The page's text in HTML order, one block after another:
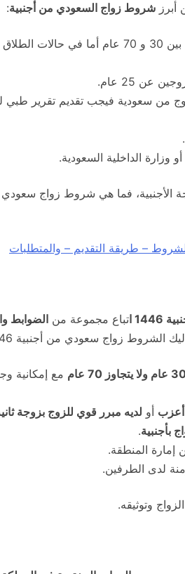
شروط زواج السعودي من أجنبية:
يحب أن يتراوح عمر السعودي بين 30 و 70 عام أما
عن 25 عام.
من سعودية فيجب تقديم تقرير طبي
وزارة الداخلية السعودية.
– طريقة التقديم – والمتطلبات
ا تباع مجموعة من الضوابط
الشروط زواج سعودي من أجنبية 1446:
مع إمكانية
أو لديه مبرر قوي للزوج بزوجة
بأجنبية.
المنطقة.
لدى الطرفين.
وتوثيقه.